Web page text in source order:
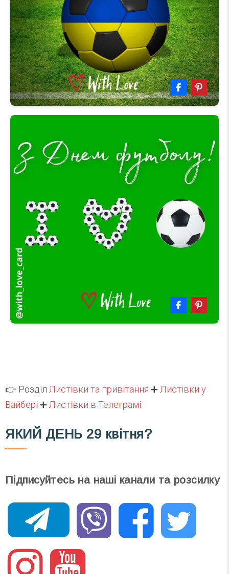
👉 Розділ Листівки та привітання ➕ Листівки у
Вайбері ➕ Листівки в Телеграмі
ЯКИЙ ДЕНЬ 29 квітня?
Підписуйтесь на наші канали та розсилку